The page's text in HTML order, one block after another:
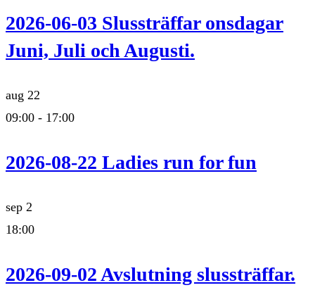
2026-06-03 Slussträffar onsdagar
Juni, Juli och Augusti.
aug 22
09:00 - 17:00
2026-08-22 Ladies run for fun
sep 2
18:00
2026-09-02 Avslutning slussträffar.